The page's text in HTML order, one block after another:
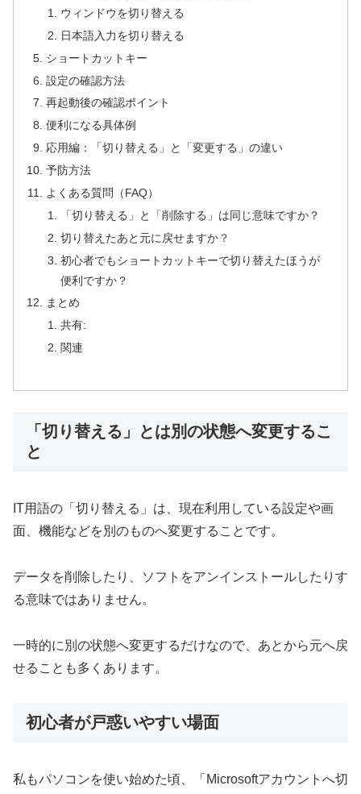
ウィンドウを切り替える
日本語入力を切り替える
ショートカットキー
設定の確認方法
再起動後の確認ポイント
便利になる具体例
応用編：「切り替える」と「変更する」の違い
予防方法
よくある質問（FAQ）
「切り替える」と「削除する」は同じ意味ですか？
切り替えたあと元に戻せますか？
初心者でもショートカットキーで切り替えたほうが
便利ですか？
まとめ
共有:
関連
「切り替える」とは別の状態へ変更するこ
と
IT用語の「切り替える」は、現在利用している設定や画
面、機能などを別のものへ変更することです。
データを削除したり、ソフトをアンインストールしたりす
る意味ではありません。
一時的に別の状態へ変更するだけなので、あとから元へ戻
せることも多くあります。
初心者が戸惑いやすい場面
私もパソコンを使い始めた頃、「Microsoftアカウントへ切